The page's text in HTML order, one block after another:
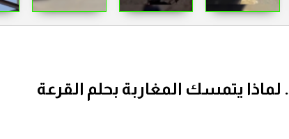
يتمسك المغاربة بحلم القرعة